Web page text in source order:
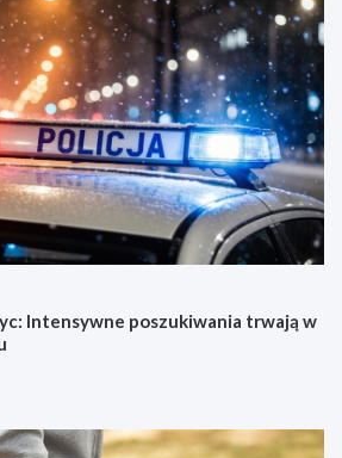
Intensywne poszukiwania trwają w